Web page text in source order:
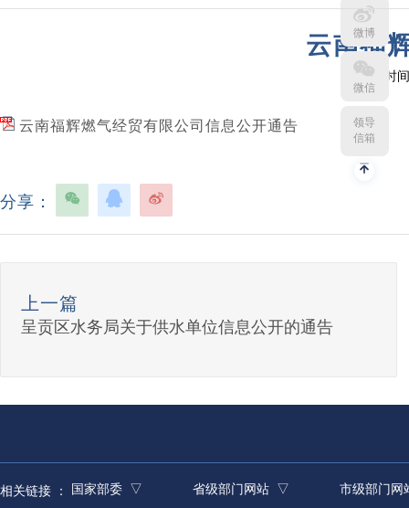
微博
微信
领导
信箱
云南福
发布时
云南福辉燃气经贸有限公司信息公开通告
分享：
上一篇
呈贡区水务局关于供水单位信息公开的通告
相关链接 ： 国家部委 ▽ 省级部门网站 ▽ 市级部门